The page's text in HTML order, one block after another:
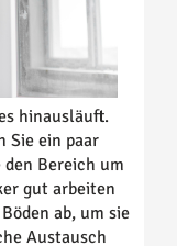
hinausläuft.
Sie ein paar
Bereich um
gut arbeiten
ab, um sie
Austausch